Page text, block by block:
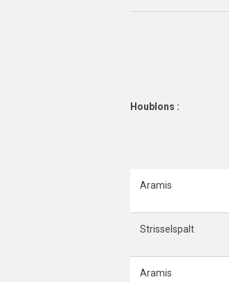
Houblons :
Aramis
Strisselspalt
Aramis